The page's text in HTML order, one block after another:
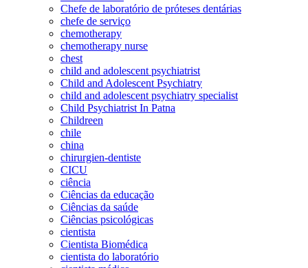
Chefe de laboratório de próteses dentárias
chefe de serviço
chemotherapy
chemotherapy nurse
chest
child and adolescent psychiatrist
Child and Adolescent Psychiatry
child and adolescent psychiatry specialist
Child Psychiatrist In Patna
Childreen
chile
china
chirurgien-dentiste
CICU
ciência
Ciências da educação
Ciências da saúde
Ciências psicológicas
cientista
Cientista Biomédica
cientista do laboratório